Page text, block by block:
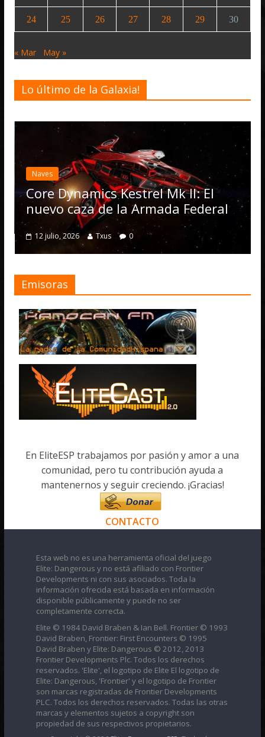
24 25 26 27 28 29 30
« Mar May »
Lo último de la Galaxia!
Kestrel Mk II: El
de la Armada Federal
Txus 0
Elite
Operations,
numerosas
4 julio, 2026
Emisoras
En EliteESP trabajamos por pasión y amor a una
comunidad, pero tu contribución ayuda a
mantenernos y seguir creciendo. ¡Gracias!
CONTACTO
Esta web no es una herramienta oficial del juego
Elite: Dangerous y no está afiliado con Frontier
Developments ni con sus asociados. Toda la
información ofrecida está basada en información
disponible públicamente y puede no ser
completamente correcta.
Elite © 1984 David Braben & Ian Bell. Frontier © 1993
David Braben, Frontier: First Encounters © 1995
David Braben y Elite: Dangerous © 2012, 2013
Frontier Developments Plc. Todos los derechos
reservados. 'Elite', el logotipo de Elite El logotipo de
Elite: Dangerous, 'Frontier' y el logotipo de Frontier
son marcas registradas de Frontier Developments
PLC. Todos los derechos reservados. Todas las otras
marcas y elementos sujetos a copyright son
propiedad de sus respectivos propietarios.